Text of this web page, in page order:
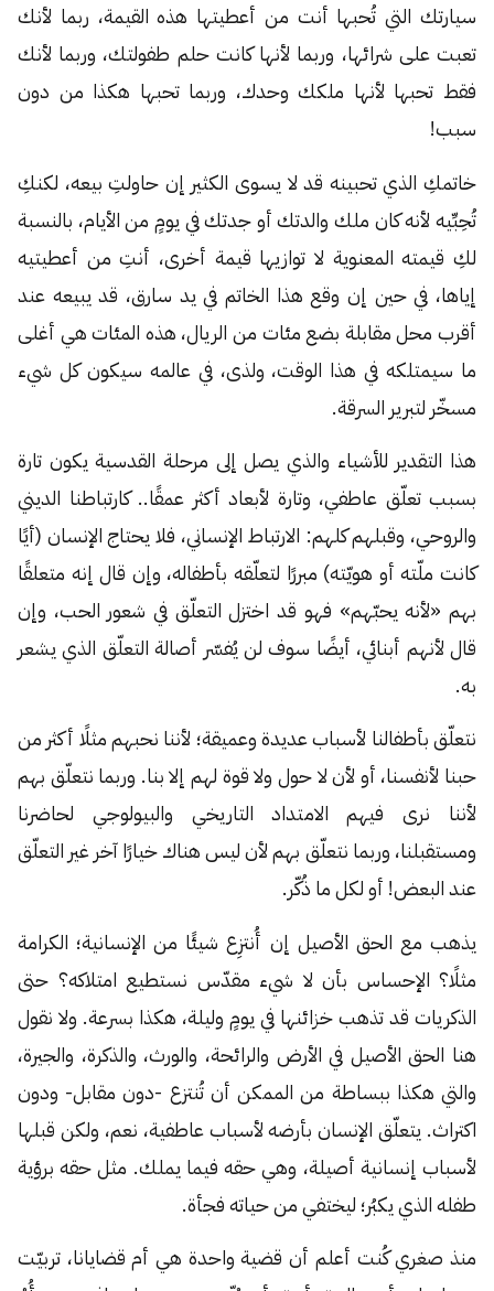
سيارتك التي تُحبها أنت من أعطيتها هذه القيمة، ربما لأنك
تعبت على شرائها، وربما لأنها كانت حلم طفولتك، وربما لأنك
فقط تحبها لأنها ملكك وحدك، وربما تحبها هكذا من دون
سبب!
خاتمكِ الذي تحبينه قد لا يسوى الكثير إن حاولتِ بيعه، لكنكِ
تُحِبِّيه لأنه كان ملك والدتك أو جدتك في يومٍ من الأيام، بالنسبة
لكِ قيمته المعنوية لا توازيها قيمة أخرى، أنتِ من أعطيتيه
إياها، في حين إن وقع هذا الخاتم في يد سارق، قد يبيعه عند
أقرب محل مقابلة بضع مئات من الريال، هذه المئات هي أغلى
ما سيمتلكه في هذا الوقت، ولذى، في عالمه سيكون كل شيء
مسخّر لتبرير السرقة.
هذا التقدير للأشياء والذي يصل إلى مرحلة القدسية يكون تارة
بسبب تعلّق عاطفي، وتارة لأبعاد أكثر عمقًا.. كارتباطنا الديني
والروحي، وقبلهم كلهم: الارتباط الإنساني، فلا يحتاج الإنسان (أيًا
كانت ملّته أو هويّته) مبررًا لتعلّقه بأطفاله، وإن قال إنه متعلقًا
بهم «لأنه يحبّهم» فهو قد اختزل التعلّق في شعور الحب، وإن
قال لأنهم أبنائي، أيضًا سوف لن يُفسّر أصالة التعلّق الذي يشعر
به.
نتعلّق بأطفالنا لأسباب عديدة وعميقة؛ لأننا نحبهم مثلًا أكثر من
حبنا لأنفسنا، أو لأن لا حول ولا قوة لهم إلا بنا. وربما نتعلّق بهم
لأننا نرى فيهم الامتداد التاريخي والبيولوجي لحاضرنا
ومستقبلنا، وربما نتعلّق بهم لأن ليس هناك خيارًا آخر غير التعلّق
عند البعض! أو لكل ما ذُكّر.
يذهب مع الحق الأصيل إن أُنتزِع شيئًا من الإنسانية؛ الكرامة
مثلًا؟ الإحساس بأن لا شيء مقدّس نستطيع امتلاكه؟ حتى
الذكريات قد تذهب خزائنها في يومٍ وليلة، هكذا بسرعة. ولا نقول
هنا الحق الأصيل في الأرض والرائحة، والورث، والذكرة، والجيرة،
والتي هكذا ببساطة من الممكن أن تُنتزع -دون مقابل- ودون
اكتراث. يتعلّق الإنسان بأرضه لأسباب عاطفية، نعم، ولكن قبلها
لأسباب إنسانية أصيلة، وهي حقه فيما يملك. مثل حقه برؤية
طفله الذي يكبُر؛ ليختفي من حياته فجأة.
منذ صغري كُنت أعلم أن قضية واحدة هي أم قضايانا، تربيّت